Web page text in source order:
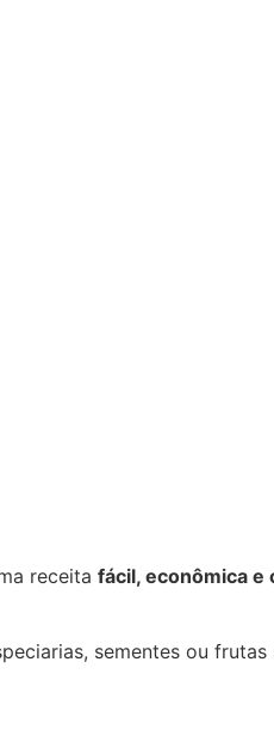
receita fácil, econômica e
sementes ou